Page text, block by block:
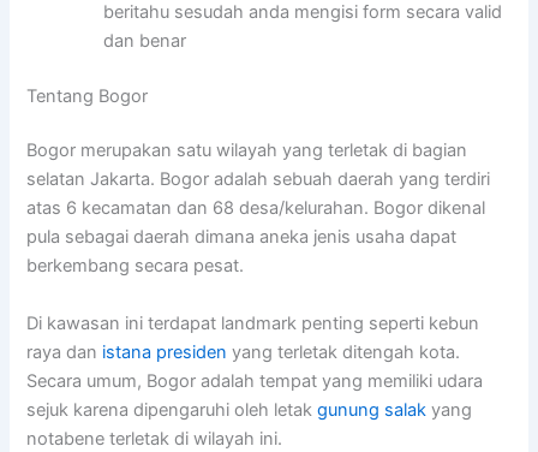
beritahu sesudah anda mengisi form secara valid
dan benar
Tentang Bogor
Bogor merupakan satu wilayah yang terletak di bagian
selatan Jakarta. Bogor adalah sebuah daerah yang terdiri
atas 6 kecamatan dan 68 desa/kelurahan. Bogor dikenal
pula sebagai daerah dimana aneka jenis usaha dapat
berkembang secara pesat.
Di kawasan ini terdapat landmark penting seperti kebun
raya dan istana presiden yang terletak ditengah kota.
Secara umum, Bogor adalah tempat yang memiliki udara
sejuk karena dipengaruhi oleh letakgunung salak yang
notabene terletak di wilayah ini.